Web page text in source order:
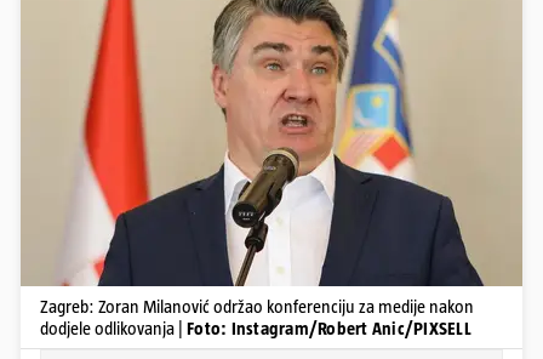
Zagreb: Zoran Milanović održao konferenciju za medije nakon
dodjele odlikovanja | Foto: Instagram/Robert Anic/PIXSELL